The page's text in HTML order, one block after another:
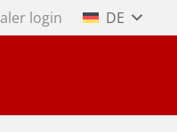
login DE